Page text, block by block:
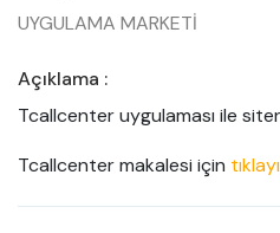
UYGULAMA MARKETİ
Açıklama :
Tcallcenter uygulaması ile
Tcallcenter makalesi için